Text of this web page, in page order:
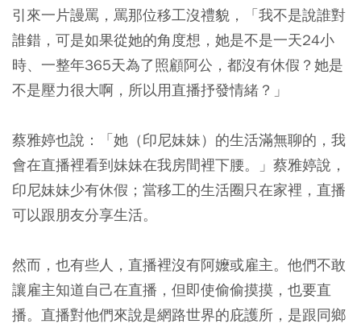
引來一片謾罵，罵那位移工沒禮貌，「我不是說誰對
誰錯，可是如果從她的角度想，她是不是一天24小
時、一整年365天為了照顧阿公，都沒有休假？她是
不是壓力很大啊，所以用直播抒發情緒？」
蔡雅婷也說：「她（印尼妹妹）的生活滿無聊的，我
會在直播裡看到妹妹在我房間裡下腰。」蔡雅婷說，
印尼妹妹少有休假；當移工的生活圈只在家裡，直播
可以跟朋友分享生活。
然而，也有些人，直播裡沒有阿嬤或雇主。他們不敢
讓雇主知道自己在直播，但即使偷偷摸摸，也要直
播。直播對他們來說是網路世界的庇護所，是跟同鄉